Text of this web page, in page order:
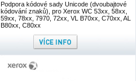
Podpora kódové sady Unicode (dvoubajtové
kódování znaků), pro Xerox WC 53xx, 58xx,
59xx, 78xx, 7970, 72xx, VL B70xx, C70xx, AL
B80xx, C80xx